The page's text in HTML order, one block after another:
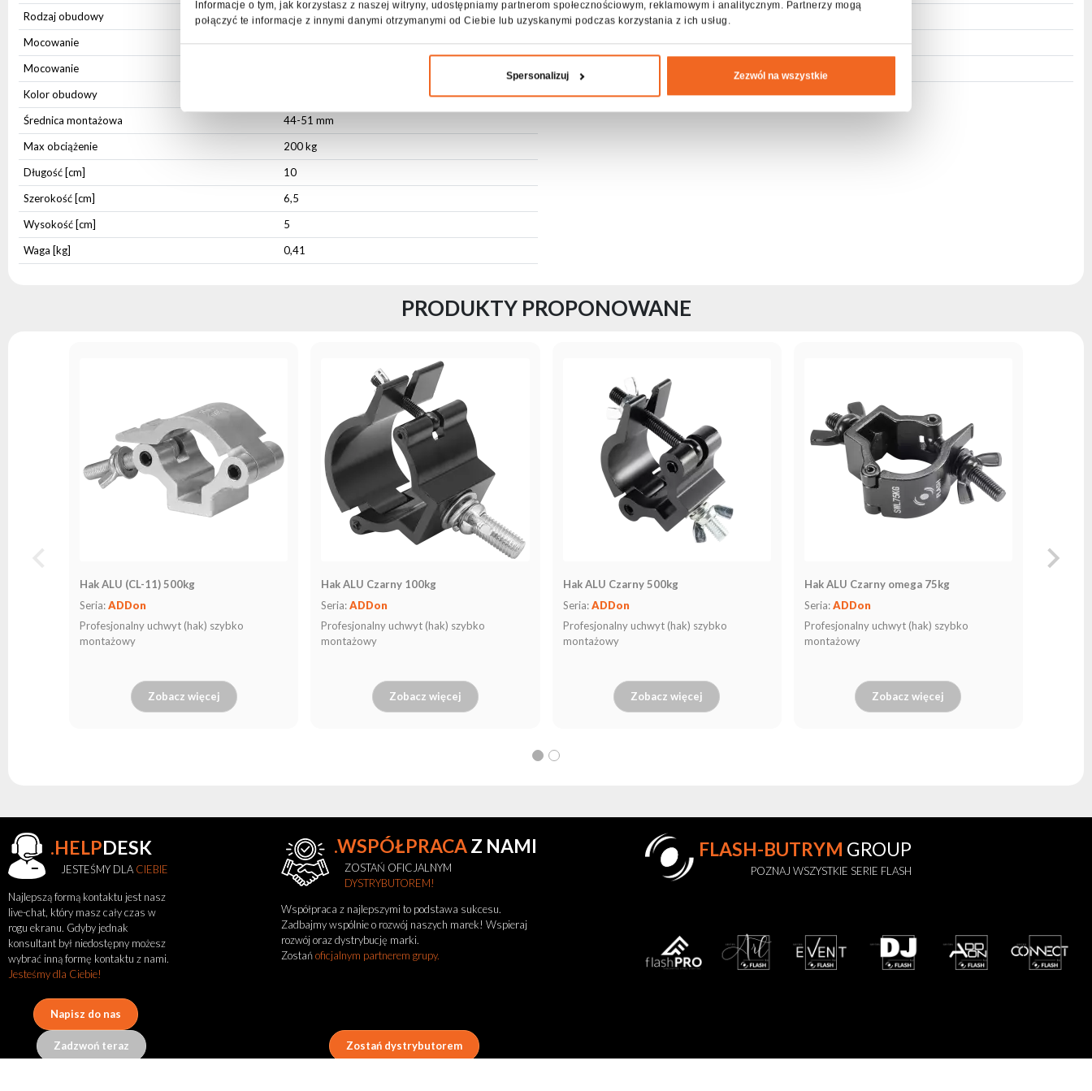
Informacje o tym, jak korzystasz z naszej witryny, udostępniamy partnerom społecznościowym, reklamowym i analitycznym. Partnerzy mogą
połączyć te informacje z innymi danymi otrzymanymi od Ciebie lub uzyskanymi podczas korzystania z ich usług.
Spersonalizuj Zezwól na wszystkie
Zobacz
także
Portfolio
Rodzaj obudowy
Aluminium
Mocowanie
Zintegrowane
Mocowanie
Kolor obudowy
Średnica montażowa
44-51 mm
Max obciążenie
200 kg
Długość [cm]
10
Szerokość [cm]
6,5
Wysokość [cm]
5
Waga [kg]
0,41
Hak
Śruba Mocująca
M10
PRODUKTY PROPONOWANE
Hak ALU (CL-11) 500kg
Seria:ADDon
Profesjonalny uchwyt (hak) szybko
montażowy
Zobacz więcej
Hak ALU Czarny 100kg
Seria:ADDon
Profesjonalny uchwyt (hak) szybko
montażowy
Zobacz więcej
Hak ALU Czarny 500kg
Seria:ADDon
Profesjonalny uchwyt (hak) szybko
montażowy
Zobacz więcej
Hak ALU Czarny omega 75kg
Seria:ADDon
Profesjonalny uchwyt (hak) szybko
montażowy
Zobacz więcej
.HELPDESK
JESTEŚMY DLA CIEBIE
Najlepszą formą kontaktu jest nasz
live-chat, który masz cały czas w
rogu ekranu. Gdyby jednak
konsultant był niedostępny możesz
wybrać inną formę kontaktu z nami.
Jesteśmy dla Ciebie!
Napisz do nas
Zadzwoń teraz
.WSPÓŁPRACAZ NAMI
ZOSTAŃ OFICJALNYM
DYSTRYBUTOREM!
Współpraca z najlepszymi to podstawa sukcesu.
Zadbajmy wspólnie o rozwój naszych marek! Wspieraj
rozwój oraz dystrybucję marki.
Zostańoficjalnym partnerem grupy.
Zostań dystrybutorem
FLASH-BUTRYM GROUP
POZNAJ WSZYSTKIE SERIE FLASH